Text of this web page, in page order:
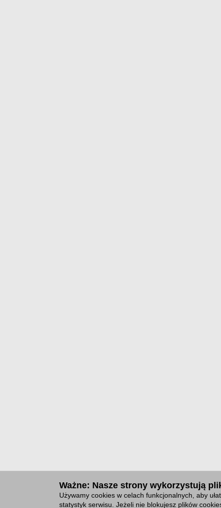
Ważne: Nasze strony wykorzystują
Używamy cookies w celach funkcjonalnych, aby
statystyk serwisu. Jeżeli nie blokujesz plików